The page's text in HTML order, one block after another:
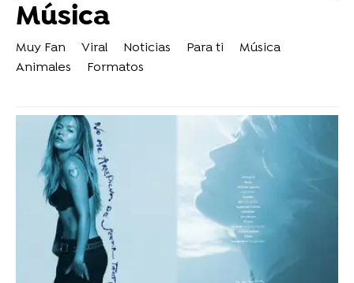
Música
Muy Fan Viral Noticias Para ti
Música
Animales
Formatos